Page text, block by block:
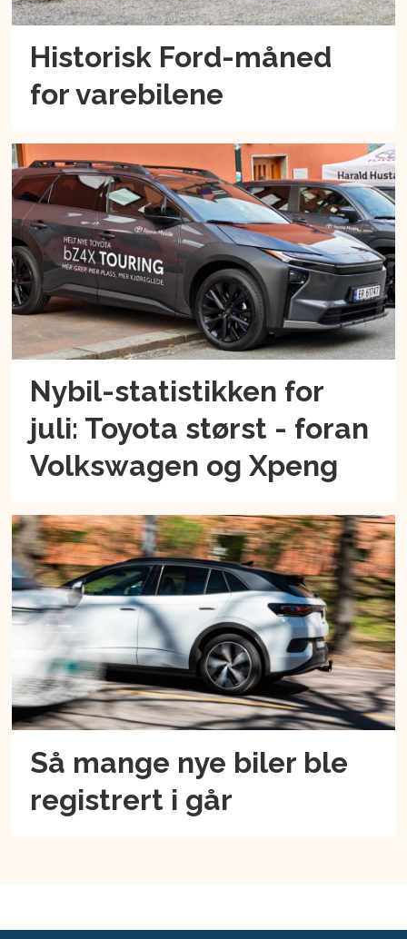
Historisk Ford-måned
for varebilene
Nybil-statistikken for
juli: Toyota størst - foran
Volkswagen og Xpeng
Så mange nye biler ble
registrert i går